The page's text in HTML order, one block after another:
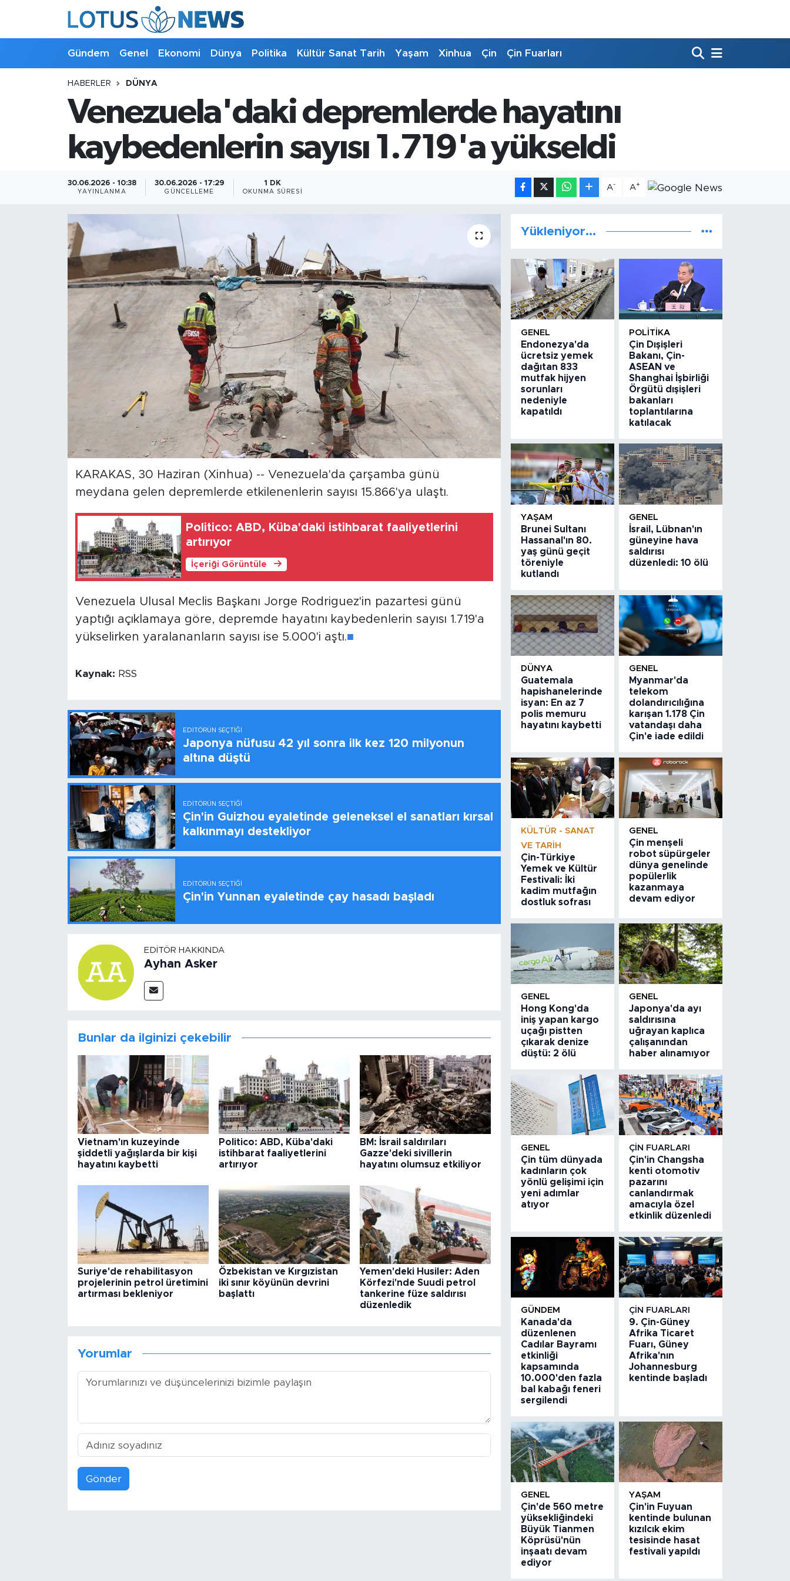
Gündem Genel Ekonomi Dünya Politika Kültür Sanat Tarih Yaşam Xinhua Çin Çin Fuarları
HABERLER DÜNYA
Venezuela'daki depremlerde hayatını
kaybedenlerin sayısı 1.719'a yükseldi
30.06.2026 - 10:38
YAYINLANMA
30.06.2026 - 17:29
GÜNCELLEME
1 DK
OKUNMA SÜRESI
A- A+
KARAKAS, 30 Haziran (Xinhua) -- Venezuela'da çarşamba günü
meydana gelen depremlerde etkilenenlerin sayısı 15.866'ya ulaştı.
Politico: ABD, Küba'daki istihbarat faaliyetlerini
artırıyor
İçeriği Görüntüle
Venezuela Ulusal Meclis Başkanı Jorge Rodriguez'in pazartesi günü
yaptığı açıklamaya göre, depremde hayatını kaybedenlerin sayısı 1.719'a
yükselirken yaralananların sayısı ise 5.000'i aştı.■
Kaynak: RSS
EDITÖRÜN SEÇTIĞI
Japonya nüfusu 42 yıl sonra ilk kez 120 milyonun
altına düştü
EDITÖRÜN SEÇTIĞI
Çin'in Guizhou eyaletinde geleneksel el sanatları kırsal
kalkınmayı destekliyor
EDITÖRÜN SEÇTIĞI
Çin'in Yunnan eyaletinde çay hasadı başladı
EDITÖR HAKKINDA
Ayhan Asker
Bunlar da ilginizi çekebilir
Vietnam'ın kuzeyinde
şiddetli yağışlarda bir kişi
hayatını kaybetti
Politico: ABD, Küba'daki
istihbarat faaliyetlerini
artırıyor
BM: İsrail saldırıları
Gazze'deki sivillerin
hayatını olumsuz etkiliyor
Suriye'de rehabilitasyon
projelerinin petrol üretimini
artırması bekleniyor
Özbekistan ve Kırgızistan
iki sınır köyünün devrini
başlattı
Yemen'deki Husiler: Aden
Körfezi'nde Suudi petrol
tankerine füze saldırısı
düzenledik
Yorumlar
Gönder
Yükleniyor...
GENEL
Endonezya'da
ücretsiz yemek
dağıtan 833
mutfak hijyen
sorunları
nedeniyle
kapatıldı
POLITIKA
Çin Dışişleri
Bakanı, Çin-
ASEAN ve
Shanghai İşbirliği
Örgütü dışişleri
bakanları
toplantılarına
katılacak
YAŞAM
Brunei Sultanı
Hassanal'ın 80.
yaş günü geçit
töreniyle
kutlandı
GENEL
İsrail, Lübnan'ın
güneyine hava
saldırısı
düzenledi: 10 ölü
DÜNYA
Guatemala
hapishanelerinde
isyan: En az 7
polis memuru
hayatını kaybetti
GENEL
Myanmar'da
telekom
dolandırıcılığına
karışan 1.178 Çin
vatandaşı daha
Çin'e iade edildi
KÜLTÜR - SANAT
VE TARIH
Çin-Türkiye
Yemek ve Kültür
Festivali: İki
kadim mutfağın
dostluk sofrası
GENEL
Çin menşeli
robot süpürgeler
dünya genelinde
popülerlik
kazanmaya
devam ediyor
GENEL
Hong Kong'da
iniş yapan kargo
uçağı pistten
çıkarak denize
düştü: 2 ölü
GENEL
Japonya'da ayı
saldırısına
uğrayan kaplıca
çalışanından
haber alınamıyor
GENEL
Çin tüm dünyada
kadınların çok
yönlü gelişimi için
yeni adımlar
atıyor
ÇIN FUARLARI
Çin'in Changsha
kenti otomotiv
pazarını
canlandırmak
amacıyla özel
etkinlik düzenledi
GÜNDEM
Kanada'da
düzenlenen
Cadılar Bayramı
etkinliği
kapsamında
10.000'den fazla
bal kabağı feneri
sergilendi
ÇIN FUARLARI
9. Çin-Güney
Afrika Ticaret
Fuarı, Güney
Afrika'nın
Johannesburg
kentinde başladı
GENEL
Çin'de 560 metre
yüksekliğindeki
Büyük Tianmen
Köprüsü'nün
inşaatı devam
ediyor
YAŞAM
Çin'in Fuyuan
kentinde bulunan
kızılcık ekim
tesisinde hasat
festivali yapıldı
Politika
Kültür - Sanat ve Tarih
Bilim ve Teknoloji
Çin Fuarları
Gündem
Xinhua Türkiye